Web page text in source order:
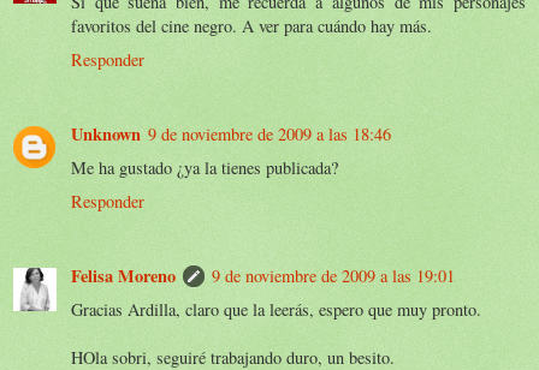
favoritos del cine negro. A ver para cuándo hay más.
Responder
Unknown 9 de noviembre de 2009 a las 18:46
Me ha gustado ¿ya la tienes publicada?
Responder
Felisa Moreno
9 de noviembre de 2009 a las 19:01
Gracias Ardilla, claro que la leerás, espero que muy pronto.
HOla sobri, seguiré trabajando duro, un besito.